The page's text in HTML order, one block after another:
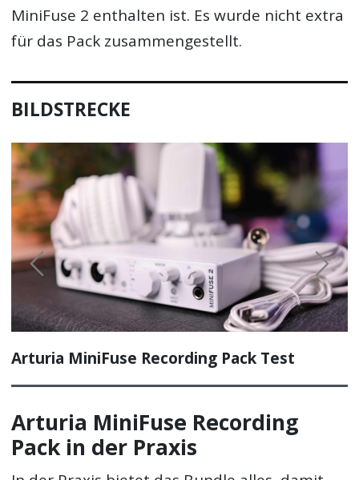
MiniFuse 2 enthalten ist. Es wurde nicht extra
für das Pack zusammengestellt.
BILDSTRECKE
Arturia MiniFuse Recording Pack Test
Previous Next
Arturia MiniFuse Recording
Pack in der Praxis